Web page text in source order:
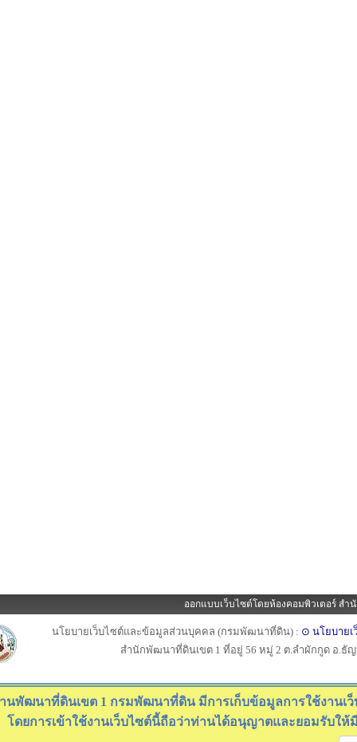
ออกแบบเว็บไซต์โดยห้องคอมพิวเตอร์ ส
นโยบายเว็บไซต์และข้อมูลส่วนบุคคล (กรมพัฒนาที่ดิน) : ⊙ นโยบายเ
สำนักพัฒนาที่ดินเขต 1 ที่อยู่ 56 หมู่ 2 ต.ลำผักกูด อ.ธั
นพัฒนาที่ดินเขต 1 กรมพัฒนาที่ดิน มีการเก็บข้อมูลการใช้งานเ
โดยการเข้าใช้งานเว็บไซต์นี้ถือว่าท่านได้อนุญาตและยอมรับ